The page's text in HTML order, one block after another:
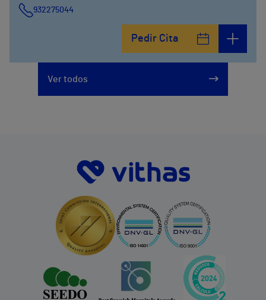
932275044
Pedir Cita
Ver todos